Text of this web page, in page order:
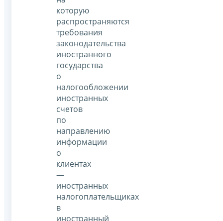
которую
распространяются
требования
законодательства
иностранного
государства
о
налогообложении
иностранных
счетов
по
направлению
информации
о
клиентах
—
иностранных
налогоплательщиках
в
иностранный